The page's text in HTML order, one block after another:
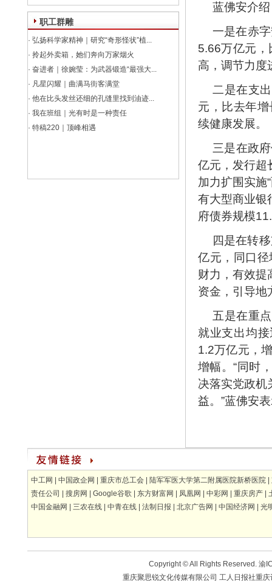
职工群雕
· 弘扬科学家精神｜研究“奇形怪状”植...
· 拎起外卖箱，她们奔向万家烟火
· 奋进者｜徐婉莹：为武器锻造“最强大...
· 凡星闪耀｜曲满马街客满堂
· 他在比头发丝还细的孔缝里找到油迹...
· 我在班组｜光有时是一种责任
· 特稿220｜顶峰相遇
蓝佛安介
一是在赤
5.66万亿元
高，调节力度
二是在支
元，比去年
续健康发展。
三是在政
亿元，发行超
加力扩围实施
有大型商业银
府债券规模
四是在转
亿元，同口
财力，有效提
资金，引导地
五是在重
就业支出均
1.2万亿元，
增幅。“同时
决落实党政机
益。”蓝佛安
中工网 中国政企网 重庆市总工会 陆军军医大学第二附属医院新桥医院
责任公司
搜房网 Google谷歌 东方财富网 凤凰网 中彩网 重庆房产
中国金融网
三农在线 中青在线 法制日报 北京广告网 中国经济网 光
Copyright © All Rights Reserved.渝
重庆聚思锐文化传媒有限公司 工人日报社重